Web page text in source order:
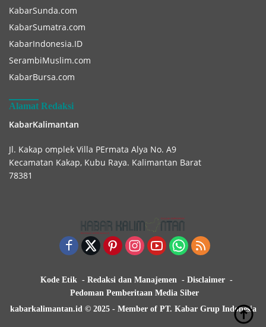
KabarSunda.com
KabarSumatra.com
KabarIndonesia.ID
SerambiMuslim.com
KabarBursa.com
Alamat Redaksi
KabarKalimantan
Jl. Kakap omplek Villa PErmata Alya No. A9
Kecamatan Kakap, Kubu Raya. Kalimantan Barat
78381
Kode Etik Redaksi dan Manajemen
Disclaimer
Pedoman Pemberitaan Media Siber
kabarkalimantan.id © 2025 - Member of PT. Kabar Grup Indonesia